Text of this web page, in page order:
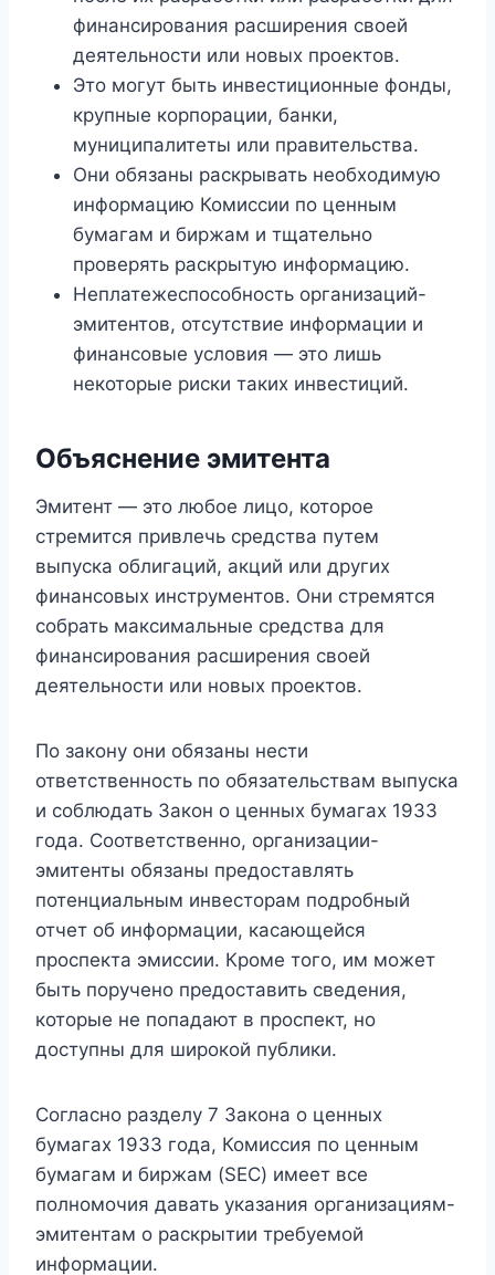
финансирования расширения своей
деятельности или новых проектов.
Это могут быть инвестиционные фонды,
крупные корпорации, банки,
муниципалитеты или правительства.
Они обязаны раскрывать необходимую
информацию Комиссии по ценным
бумагам и биржам и тщательно
проверять раскрытую информацию.
Неплатежеспособность организаций-
эмитентов, отсутствие информации и
финансовые условия — это лишь
некоторые риски таких инвестиций.
Объяснение эмитента
Эмитент — это любое лицо, которое
стремится привлечь средства путем
выпуска облигаций, акций или других
финансовых инструментов. Они стремятся
собрать максимальные средства для
финансирования расширения своей
деятельности или новых проектов.
По закону они обязаны нести
ответственность по обязательствам выпуска
и соблюдать Закон о ценных бумагах 1933
года. Соответственно, организации-
эмитенты обязаны предоставлять
потенциальным инвесторам подробный
отчет об информации, касающейся
проспекта эмиссии. Кроме того, им может
быть поручено предоставить сведения,
которые не попадают в проспект, но
доступны для широкой публики.
Согласно разделу 7 Закона о ценных
бумагах 1933 года, Комиссия по ценным
бумагам и биржам (SEC) имеет все
полномочия давать указания организациям-
эмитентам о раскрытии требуемой
информации.